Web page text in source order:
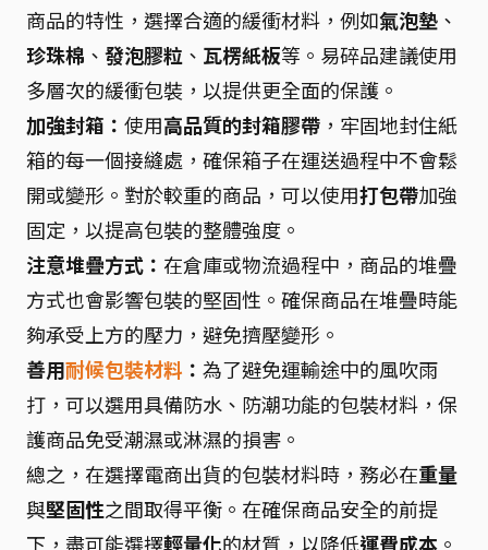
商品的特性，選擇合適的緩衝材料，例如氣泡墊 、
珍珠棉 、 發泡膠粒 、 瓦楞紙板等。易碎品建議使用
多層次的緩衝包裝，以提供更全面的保護。
加強封箱： 使用高品質的封箱膠帶 ，牢固地封住紙
箱的每一個接縫處，確保箱子在運送過程中不會鬆
開或變形。對於較重的商品，可以使用打包帶加強
固定，以提高包裝的整體強度。
注意堆疊方式： 在倉庫或物流過程中，商品的堆疊
方式也會影響包裝的堅固性。確保商品在堆疊時能
夠承受上方的壓力，避免擠壓變形。
善用耐候包裝材料 ： 為了避免運輸途中的風吹雨
打，可以選用具備防水、防潮功能的包裝材料，保
護商品免受潮濕或淋濕的損害。
總之，在選擇電商出貨的包裝材料時，務必在重量
與堅固性之間取得平衡。在確保商品安全的前提
下，盡可能選擇輕量化的材質，以降低運費成本 。